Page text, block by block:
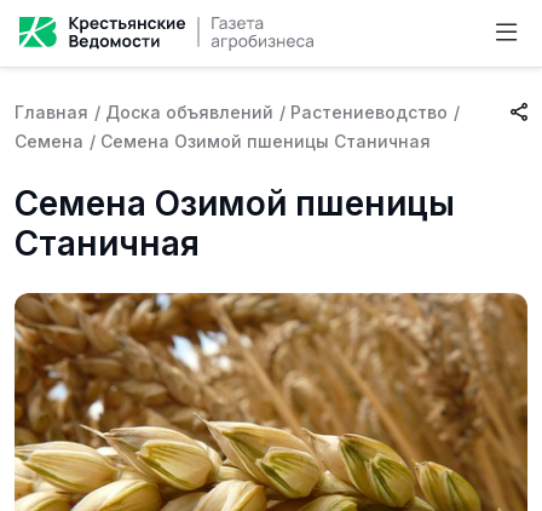
Главная / Доска объявлений / Растениеводство /
Семена / Семена Озимой пшеницы Станичная
Семена Озимой пшеницы
Станичная